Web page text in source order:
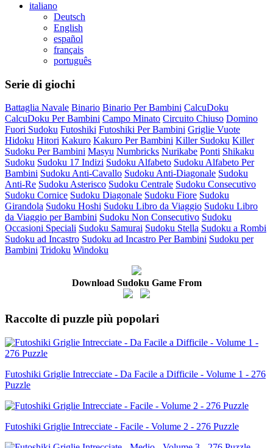
italiano
Deutsch
English
español
français
português
Serie di giochi
Battaglia Navale Binario Binario Per Bambini CalcuDoku
CalcuDoku Per Bambini Campo Minato Circuito Chiuso Domino
Fuori Sudoku Futoshiki Futoshiki Per Bambini Griglie Vuote
Hidoku Hitori Kakuro Kakuro Per Bambini Killer Sudoku Killer
Sudoku Per Bambini Masyu Numbricks Nurikabe Ponti Shikaku
Sudoku Sudoku 17 Indizi Sudoku Alfabeto Sudoku Alfabeto Per
Bambini Sudoku Anti-Cavallo Sudoku Anti-Diagonale Sudoku
Anti-Re Sudoku Asterisco Sudoku Centrale Sudoku Consecutivo
Sudoku Cornice Sudoku Diagonale Sudoku Fiore Sudoku
Girandola Sudoku Hoshi Sudoku Libro da Viaggio Sudoku Libro
da Viaggio per Bambini Sudoku Non Consecutivo Sudoku
Occasioni Speciali Sudoku Samurai Sudoku Stella Sudoku a Rombi
Sudoku ad Incastro Sudoku ad Incastro Per Bambini Sudoku per
Bambini Tridoku Windoku
Download Sudoku Game From
Raccolte di puzzle più popolari
Futoshiki Griglie Intrecciate - Da Facile a Difficile - Volume 1 - 276
Puzzle
Futoshiki Griglie Intrecciate - Facile - Volume 2 - 276 Puzzle